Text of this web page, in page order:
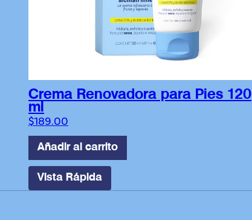
Crema Renovadora para Pies 120
ml
$189.00
Añadir al carrito
Vista Rápida